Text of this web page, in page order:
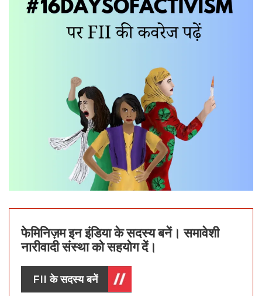
फेमिनिज़म इन इंडिया के सदस्य बनें। समावेशी
नारीवादी संस्था को सहयोग दें।
FII के सदस्य बनें